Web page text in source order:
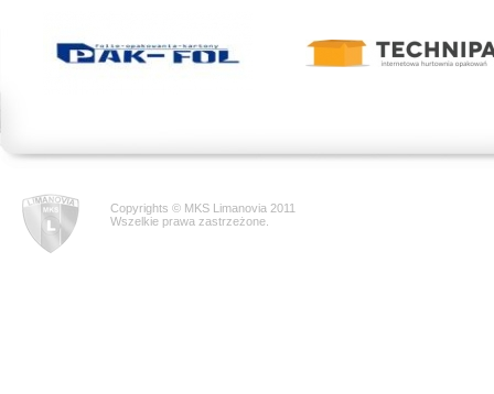
Copyrights © MKS Limanovia 2011
Wszelkie prawa zastrzeżone.